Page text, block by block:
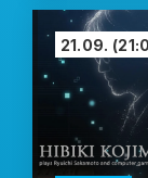
21.09.